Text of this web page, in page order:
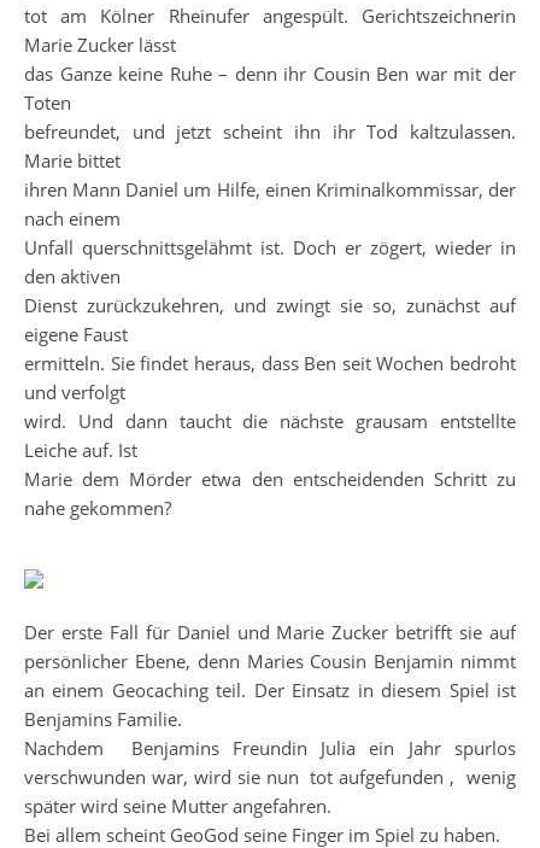
tot am Kölner Rheinufer angespült. Gerichtszeichnerin
Marie Zucker lässt
das Ganze keine Ruhe – denn ihr Cousin Ben war mit der
Toten
befreundet, und jetzt scheint ihn ihr Tod kaltzulassen.
Marie bittet
ihren Mann Daniel um Hilfe, einen Kriminalkommissar, der
nach einem
Unfall querschnittsgelähmt ist. Doch er zögert, wieder in
den aktiven
Dienst zurückzukehren, und zwingt sie so, zunächst auf
eigene Faust
ermitteln. Sie findet heraus, dass Ben seit Wochen bedroht
und verfolgt
wird. Und dann taucht die nächste grausam entstellte
Leiche auf. Ist
Marie dem Mörder etwa den entscheidenden Schritt zu
nahe gekommen?
Der erste Fall für Daniel und Marie Zucker betrifft sie auf
persönlicher Ebene, denn Maries Cousin Benjamin nimmt
an einem Geocaching teil. Der Einsatz in diesem Spiel ist
Benjamins Familie.
Nachdem Benjamins Freundin Julia ein Jahr spurlos
verschwunden war, wird sie nun tot aufgefunden , wenig
später wird seine Mutter angefahren.
Bei allem scheint GeoGod seine Finger im Spiel zu haben.